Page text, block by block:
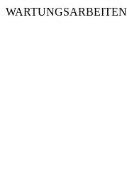
WARTUNGSARBEITEN